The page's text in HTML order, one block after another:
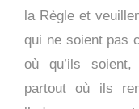
la Règle et
qui ne soient pas
où qu’ils
partout où ils